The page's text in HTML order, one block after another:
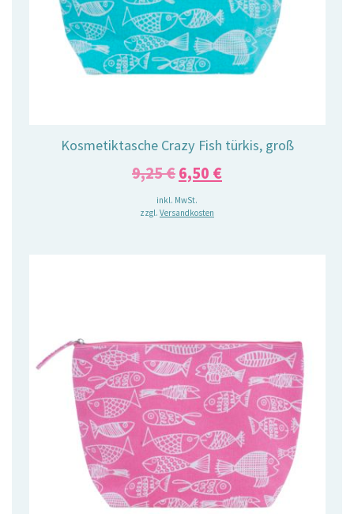
Kosmetiktasche Crazy Fish türkis, groß
9,25€Ursprünglicher
Preis
war:
6,50 €Aktueller
inkl. MwSt.
zzgl. Versandkosten